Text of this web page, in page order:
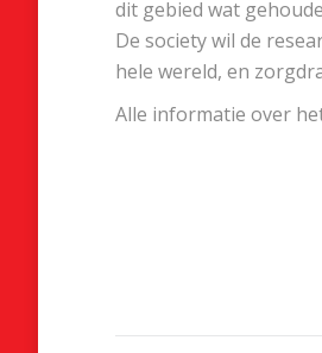
dit gebied wat
De society wil de
hele wereld, en
Alle informatie over